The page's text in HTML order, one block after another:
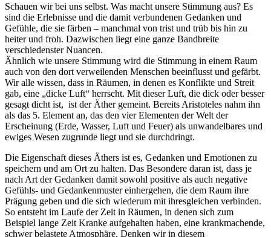
Schauen wir bei uns selbst. Was macht unsere Stimmung aus? Es
sind die Erlebnisse und die damit verbundenen Gedanken und
Gefühle, die sie färben – manchmal von trist und trüb bis hin zu
heiter und froh. Dazwischen liegt eine ganze Bandbreite
verschiedenster Nuancen.
Ähnlich wie unsere Stimmung wird die Stimmung in einem Raum
auch von den dort verweilenden Menschen beeinflusst und gefärbt.
Wir alle wissen, dass in Räumen, in denen es Konflikte und Streit
gab, eine „dicke Luft“ herrscht. Mit dieser Luft, die dick oder besser
gesagt dicht ist, ist der Äther gemeint. Bereits Aristoteles nahm ihn
als das 5. Element an, das den vier Elementen der Welt der
Erscheinung (Erde, Wasser, Luft und Feuer) als unwandelbares und
ewiges Wesen zugrunde liegt und sie durchdringt.
Die Eigenschaft dieses Äthers ist es, Gedanken und Emotionen zu
speichern und am Ort zu halten. Das Besondere daran ist, dass je
nach Art der Gedanken damit sowohl positive als auch negative
Gefühls- und Gedankenmuster einhergehen, die dem Raum ihre
Prägung geben und die sich wiederum mit ihresgleichen verbinden.
So entsteht im Laufe der Zeit in Räumen, in denen sich zum
Beispiel lange Zeit Kranke aufgehalten haben, eine krankmachende,
schwer belastete Atmosphäre. Denken wir in diesem